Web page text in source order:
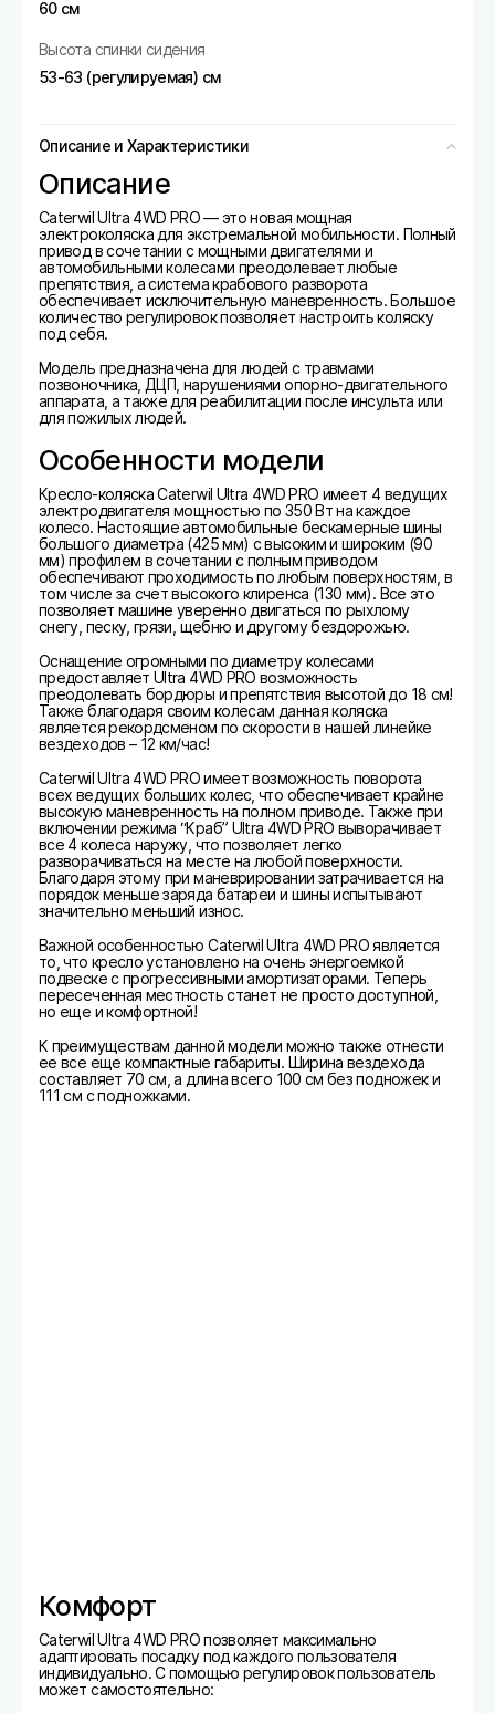
60 см
Высота спинки сидения
53-63 (регулируемая) см
Описание и Характеристики
Описание
Caterwil Ultra 4WD PRO — это новая мощная
электроколяска для экстремальной мобильности. Полный
привод в сочетании с мощными двигателями и
автомобильными колесами преодолевает любые
препятствия, а система крабового разворота
обеспечивает исключительную маневренность. Большое
количество регулировок позволяет настроить коляску
под себя.
Модель предназначена для людей с травмами
позвоночника, ДЦП, нарушениями опорно-двигательного
аппарата, а также для реабилитации после инсульта или
для пожилых людей.
Особенности модели
Кресло-коляска Caterwil Ultra 4WD PRO имеет 4 ведущих
электродвигателя мощностью по 350 Вт на каждое
колесо. Настоящие автомобильные бескамерные шины
большого диаметра (425 мм) с высоким и широким (90
мм) профилем в сочетании с полным приводом
обеспечивают проходимость по любым поверхностям, в
том числе за счет высокого клиренса (130 мм). Все это
позволяет машине уверенно двигаться по рыхлому
снегу, песку, грязи, щебню и другому бездорожью.
Оснащение огромными по диаметру колесами
предоставляет Ultra 4WD PRO возможность
преодолевать бордюры и препятствия высотой до 18 см!
Также благодаря своим колесам данная коляска
является рекордсменом по скорости в нашей линейке
вездеходов – 12 км/час!
Caterwil Ultra 4WD PRO имеет возможность поворота
всех ведущих больших колес, что обеспечивает крайне
высокую маневренность на полном приводе. Также при
включении режима “Краб” Ultra 4WD PRO выворачивает
все 4 колеса наружу, что позволяет легко
разворачиваться на месте на любой поверхности.
Благодаря этому при маневрировании затрачивается на
порядок меньше заряда батареи и шины испытывают
значительно меньший износ.
Важной особенностью Caterwil Ultra 4WD PRO является
то, что кресло установлено на очень энергоемкой
подвеске с прогрессивными амортизаторами. Теперь
пересеченная местность станет не просто доступной,
но еще и комфортной!
К преимуществам данной модели можно также отнести
ее все еще компактные габариты. Ширина вездехода
составляет 70 см, а длина всего 100 см без подножек и
111 см с подножками.
Комфорт
Caterwil Ultra 4WD PRO позволяет максимально
адаптировать посадку под каждого пользователя
индивидуально. С помощью регулировок пользователь
может самостоятельно: